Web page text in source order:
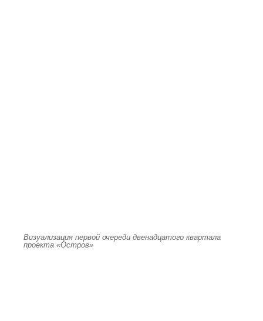
Визуализация первой очереди двенадцатого квартала
проекта «Остров»